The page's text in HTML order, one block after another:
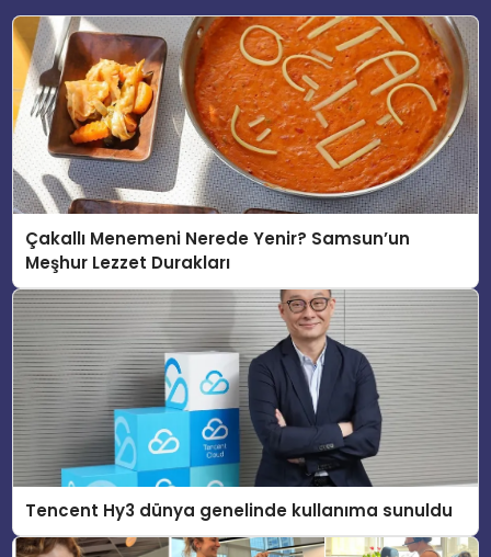
Çakallı Menemeni Nerede Yenir? Samsun’un
Meşhur Lezzet Durakları
Tencent Hy3 dünya genelinde kullanıma sunuldu